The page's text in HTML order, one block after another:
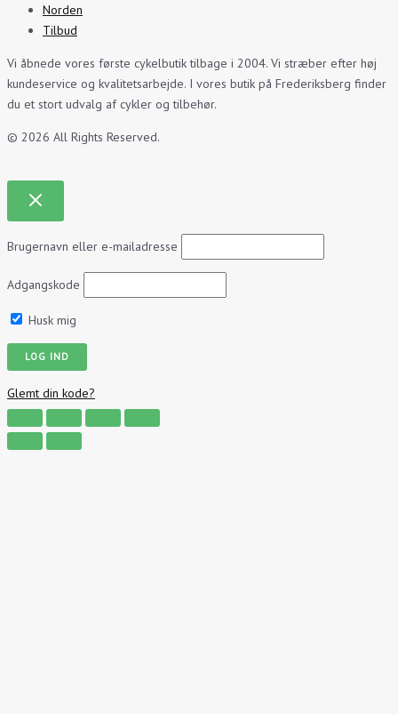
Norden
Tilbud
Vi åbnede vores første cykelbutik tilbage i 2004. Vi stræber efter høj
kundeservice og kvalitetsarbejde. I vores butik på Frederiksberg finder
du et stort udvalg af cykler og tilbehør.
© 2026 All Rights Reserved.
Brugernavn eller e-mailadresse
Adgangskode
Husk mig
Glemt din kode?